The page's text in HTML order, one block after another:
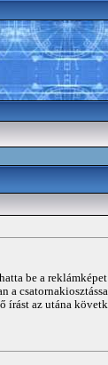
be a reklámképet
a
írást az utána